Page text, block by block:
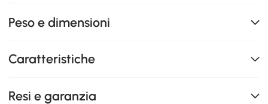
Peso e dimensioni
Caratteristiche
Resi e garanzia